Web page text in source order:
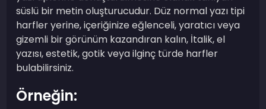
süslü bir metin oluşturucudur. Düz normal yazı tipi
harfler yerine, içeriğinize eğlenceli, yaratıcı veya
gizemli bir görünüm kazandıran kalın, İtalik, el
yazısı, estetik, gotik veya ilginç türde harfler
bulabilirsiniz.
Örneğin: